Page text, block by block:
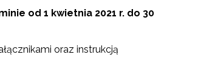
od 1 kwietnia 2021 r. do 30
oraz instrukcją